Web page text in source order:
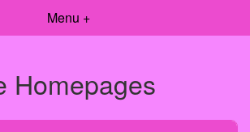
Menu +
Homepages